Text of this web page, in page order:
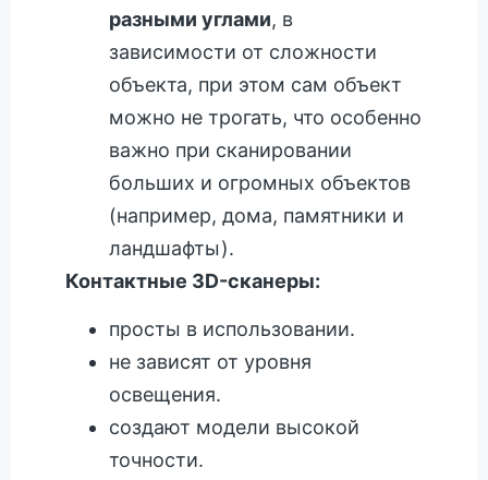
разными углами, в
зависимости от сложности
объекта, при этом сам объект
можно не трогать, что особенно
важно при сканировании
больших и огромных объектов
(например, дома, памятники и
ландшафты).
Контактные 3D-сканеры:
просты в использовании.
не зависят от уровня
освещения.
создают модели высокой
точности.